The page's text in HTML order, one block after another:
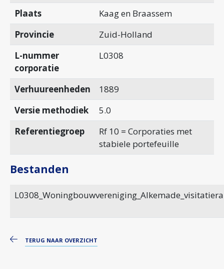
Plaats
Kaag en Braassem
Provincie
Zuid-Holland
L-nummer
corporatie
L0308
Verhuureenheden
1889
Versie methodiek
5.0
Referentiegroep
Rf 10 = Corporaties met
stabiele portefeuille
Bestanden
TERUG NAAR OVERZICHT